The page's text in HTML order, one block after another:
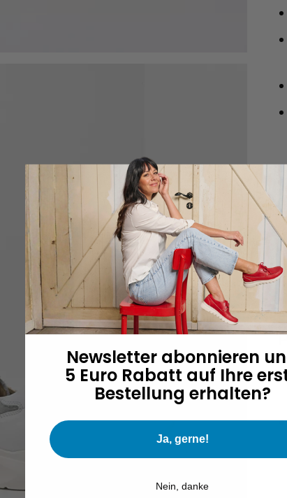
Newsletter abonnieren
5 Euro Rabatt auf Ihre
Bestellung erhalten?
Ja, gerne!
Nein, danke